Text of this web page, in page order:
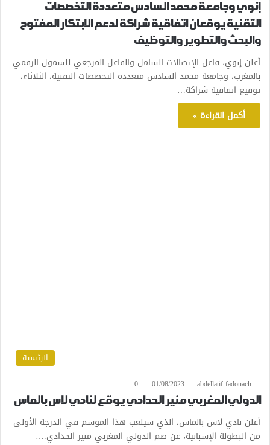
إنوي وجامعة محمد السادس متعددة التخصصات
التقنية يوقعان اتفاقية شراكة لدعم الابتكار المفتوح
والبحث والتطوير والتوظيف
أعلن إنوي، فاعل الإتصالات الشامل والفاعل المرجعي للشمول الرقمي
بالمغرب، وجامعة محمد السادس متعددة التخصصات التقنية، الثلاثاء،
توقيع اتفاقية شراكة…
أكمل القراءة »
الرئسية
abdellatif fadouach
01/08/2023
0
الدولي المغربي منير الحدادي يوقع لنادي لاس بالماس
أعلن نادي لاس بالماس، الذي سيلعب هذا الموسم في الدرجة الأولى
من البطولة الإسبانية، عن ضم الدولي المغربي منير الحدادي.…